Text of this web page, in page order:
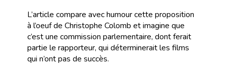
L’article compare avec humour cette proposition
à l’oeuf de Christophe Colomb et imagine que
c’est une commission parlementaire, dont ferait
partie le rapporteur, qui déterminerait les films
qui n’ont pas de succès.